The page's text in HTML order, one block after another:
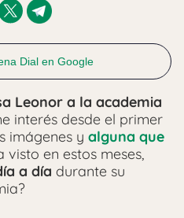
Dial en Google
Leonor a la academia
interés desde el primer
imágenes y alguna que
visto en estos meses,
a día durante su